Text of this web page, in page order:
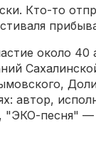
Кто-то
около 40
автор,
"ЭКО-песня"